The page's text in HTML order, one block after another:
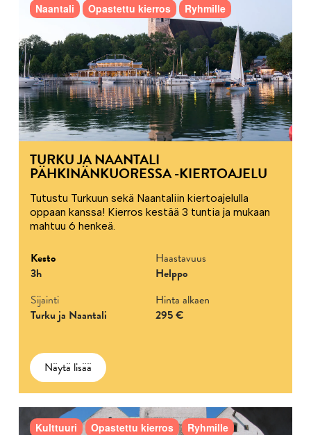
Naantali Opastettu kierros Ryhmille
TURKU JA NAANTALI
PÄHKINÄNKUORESSA -KIERTOAJELU
Tutustu Turkuun sekä Naantaliin kiertoajelulla
oppaan kanssa! Kierros kestää 3 tuntia ja mukaan
mahtuu 6 henkeä.
Kesto
3h
Haastavuus
Helppo
Sijainti
Turku ja Naantali
Hinta alkaen
295 €
Näytä lisää
Kulttuuri Opastettu kierros Ryhmille